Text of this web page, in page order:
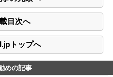
目次へ
トップへ
めの記事